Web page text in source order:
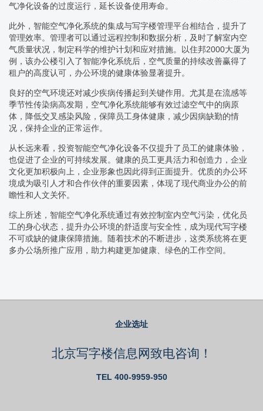
气净化设备的过度运行，延长设备使用寿命。
此外，智能空气净化系统的集成与写字楼管理平台相结合，提升了
管理效率。管理者可以通过远程控制和数据分析，及时了解室内空
气质量状况，制定科学的维护计划和应对措施。以住邦2000大厦为
例，该办公楼引入了智能净化系统后，空气质量的持续改善赢得了
租户的高度认可，办公环境的健康体验显著提升。
良好的空气环境还对减少疾病传播起到关键作用。尤其是在流感等
季节性传染病高发期，空气净化系统能够有效过滤空气中的病原
体，降低交叉感染风险，保障员工身体健康，减少因病缺勤的情
况，保持企业的正常运作。
从长远来看，投资智能空气净化设备不仅提升了员工的健康体验，
也促进了企业的可持续发展。健康的员工更具活力和创造力，企业
文化更加积极向上，企业形象也因此得到正面提升。优质的办公环
境成为吸引人才和合作伙伴的重要因素，体现了现代商业办公的前
瞻性和人文关怀。
综上所述，智能空气净化系统通过有效控制室内空气污染，优化员
工的身心状态，提升办公环境的舒适度与安全性，成为现代写字楼
不可或缺的健康保障措施。随着技术的不断进步，这类系统将在更
多办公场所推广应用，助力构建更加健康、绿色的工作空间。
企业选址
北京写字楼信息网致电咨询！
TEL 400-9959-950